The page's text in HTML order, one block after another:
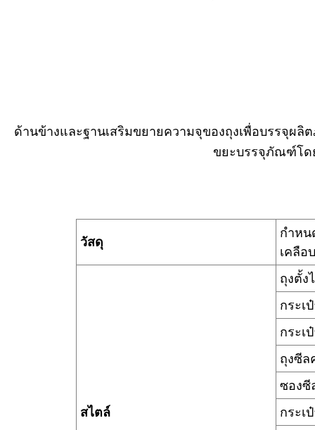
ด้านข้างและฐานเสริมขยายความจุของถุงเพื่อบรรจุผ
ขยะบรรจุภัณฑ์โด
วัสดุ
กำหน
เคลือ
สไตล์
ถุงตั้ง
กระเ
กระเ
ถุงซีล
ซองซี
กระเ